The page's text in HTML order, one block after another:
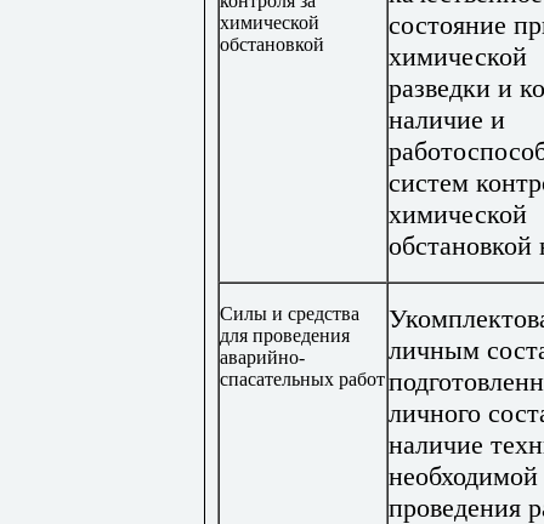
химической
обстановкой
состояние
химической
разведки и
наличие и
систем
химической
Силы и средства
для проведения
аварийно-
спасательных работ
личным
личного
наличие
необходимой
проведения